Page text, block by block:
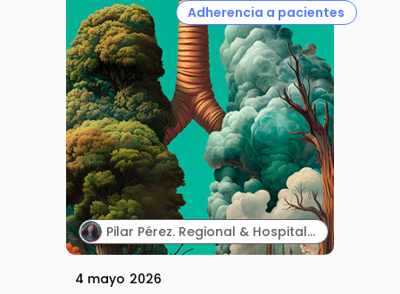
Adherencia a pacientes
Pilar Pérez. Regional & Hospital Access Manager. Sanofi.
4 mayo 2026